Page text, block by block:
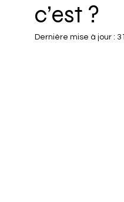
c’est ?
Dernière mise à jour :